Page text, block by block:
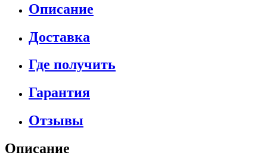
Описание
Доставка
Где получить
Гарантия
Отзывы
Описание